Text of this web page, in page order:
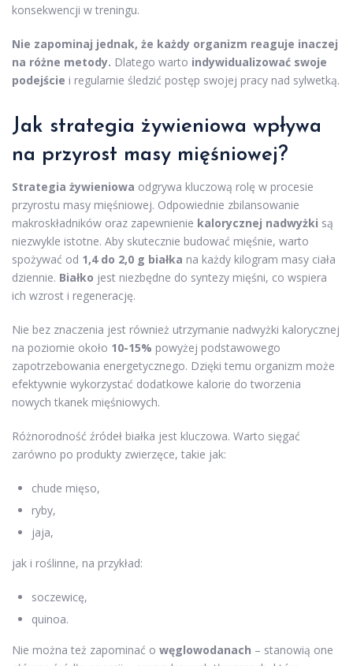
konsekwencji w treningu.
Nie zapominaj jednak, że każdy organizm reaguje inaczej
na różne metody. Dlatego warto indywidualizować swoje
podejście i regularnie śledzić postęp swojej pracy nad sylwetką.
Jak strategia żywieniowa wpływa
na przyrost masy mięśniowej?
Strategia żywieniowa odgrywa kluczową rolę w procesie
przyrostu masy mięśniowej. Odpowiednie zbilansowanie
makroskładników oraz zapewnienie kalorycznej nadwyżki są
niezwykle istotne. Aby skutecznie budować mięśnie, warto
spożywać od 1,4 do 2,0 g białka na każdy kilogram masy ciała
dziennie. Białko jest niezbędne do syntezy mięśni, co wspiera
ich wzrost i regenerację.
Nie bez znaczenia jest również utrzymanie nadwyżki kalorycznej
na poziomie około 10-15% powyżej podstawowego
zapotrzebowania energetycznego. Dzięki temu organizm może
efektywnie wykorzystać dodatkowe kalorie do tworzenia
nowych tkanek mięśniowych.
Różnorodność źródeł białka jest kluczowa. Warto sięgać
zarówno po produkty zwierzęce, takie jak:
chude mięso,
ryby,
jaja,
jak i roślinne, na przykład:
soczewicę,
quinoa.
Nie można też zapominać o węglowodanach – stanowią one